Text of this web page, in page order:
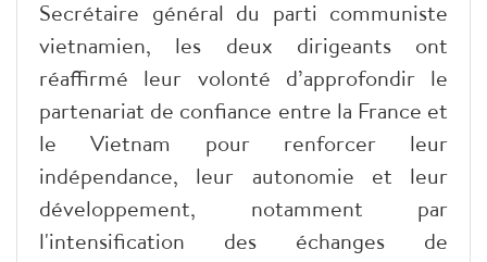
Secrétaire général du parti communiste
vietnamien, les deux dirigeants ont
réaffirmé leur volonté d’approfondir le
partenariat de confiance entre la France et
le Vietnam pour renforcer leur
indépendance, leur autonomie et leur
développement, notamment par
l'intensification des échanges de